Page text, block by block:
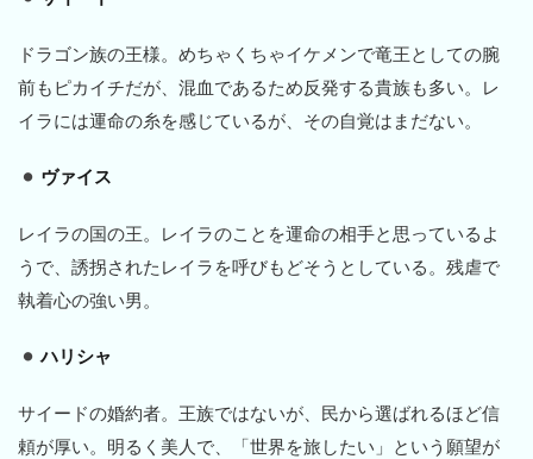
ドラゴン族の王様。めちゃくちゃイケメンで竜王としての腕
前もピカイチだが、混血であるため反発する貴族も多い。レ
イラには運命の糸を感じているが、その自覚はまだない。
ヴァイス
レイラの国の王。レイラのことを運命の相手と思っているよ
うで、誘拐されたレイラを呼びもどそうとしている。残虐で
執着心の強い男。
ハリシャ
サイードの婚約者。王族ではないが、民から選ばれるほど信
頼が厚い。明るく美人で、「世界を旅したい」という願望が